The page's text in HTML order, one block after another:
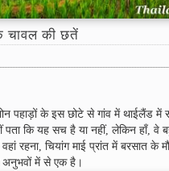
चावल की छतें
पहाड़ों के इस छोटे से गांव में थाईलैंड
कि यह सच है या नहीं, लेकिन हाँ, वे
वहां रहना, चियांग माई प्रांत में बरसात के
में से एक है।